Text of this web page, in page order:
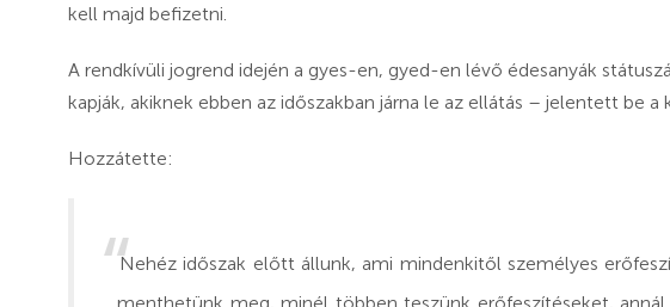
kell majd befizetni.
A rendkívüli jogrend idején a gyes-en, gyed-en lévő édesanyák
kapják, akiknek ebben az időszakban járna le az ellátás – jelentett be a
Hozzátette:
Nehéz időszak előtt állunk, ami mindenkitől személyes
menthetünk meg, minél többen teszünk erőfeszítéseket,